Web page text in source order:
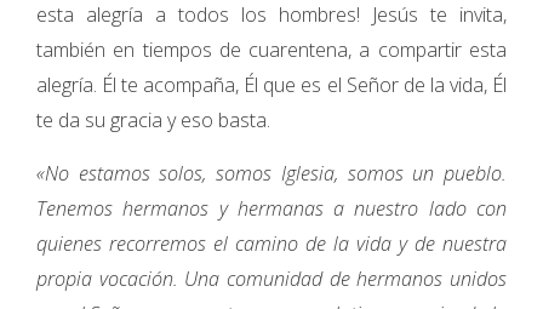
esta alegría a todos los hombres! Jesús te invita,
también en tiempos de cuarentena, a compartir esta
alegría. Él te acompaña, Él que es el Señor de la vida, Él
te da su gracia y eso basta.
«No estamos solos, somos Iglesia, somos un pueblo.
Tenemos hermanos y hermanas a nuestro lado con
quienes recorremos el camino de la vida y de nuestra
propia vocación. Una comunidad de hermanos unidos